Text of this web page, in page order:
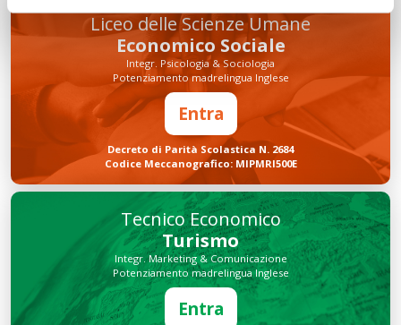
Liceo delle Scienze Umane
Economico Sociale
Integr. Psicologia & Sociologia
Potenziamento madrelingua Inglese
Entra
Decreto di Parità Scolastica N. 2684
Codice Meccanografico: MIPMRI500E
Tecnico Economico
Turismo
Integr. Marketing & Comunicazione
Potenziamento madrelingua Inglese
Entra